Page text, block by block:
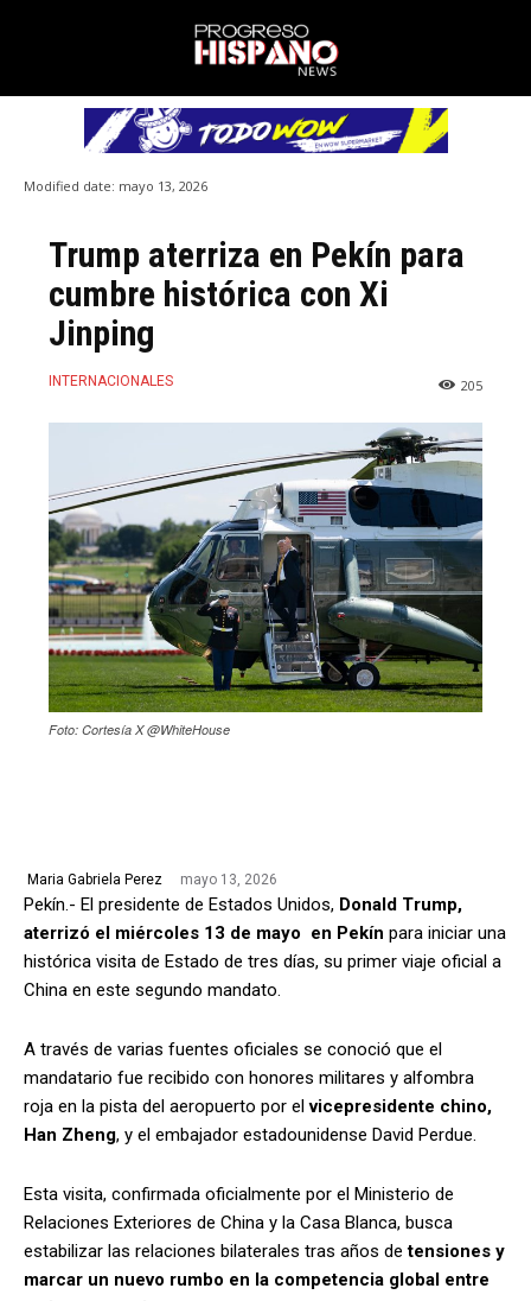
Modified date: mayo 13, 2026
Trump aterriza en Pekín para
cumbre histórica con Xi
Jinping
INTERNACIONALES 205
Foto: Cortesía X @WhiteHouse
Maria Gabriela Perez mayo 13, 2026
Pekín.- El presidente de Estados Unidos, Donald Trump,
aterrizó el miércoles 13 de mayo en Pekín para iniciar una
histórica visita de Estado de tres días, su primer viaje oficial a
China en este segundo mandato.
A través de varias fuentes oficiales se conoció que el
mandatario fue recibido con honores militares y alfombra
roja en la pista del aeropuerto por elvicepresidente chino,
Han Zheng, y el embajador estadounidense David Perdue.
Esta visita, confirmada oficialmente por el Ministerio de
Relaciones Exteriores de China y la Casa Blanca, busca
estabilizar las relaciones bilaterales tras años detensiones y
marcar un nuevo rumbo en la competencia global entre